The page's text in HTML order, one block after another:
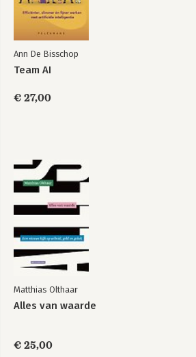
Interface 30
Rollen
ChatGPT als je collega 37
1. Creatie & Communicatie 39
2. Kennis vergroten 64
3. Training 89
5. De joker 109
Deel 3 – Risico’s van AI en ChatGPT 117
De risico’s van AI 118
Kortetermijnrisico’s 118
Langetermijnrisico’s 125
ChatGPT op het werk 135
Nawoord 142
Literatuurlijst 143
Register 144
Ann De Bisschop
Team AI
€ 27,00
Matthias Olthaar
Alles van waarde
€ 25,00